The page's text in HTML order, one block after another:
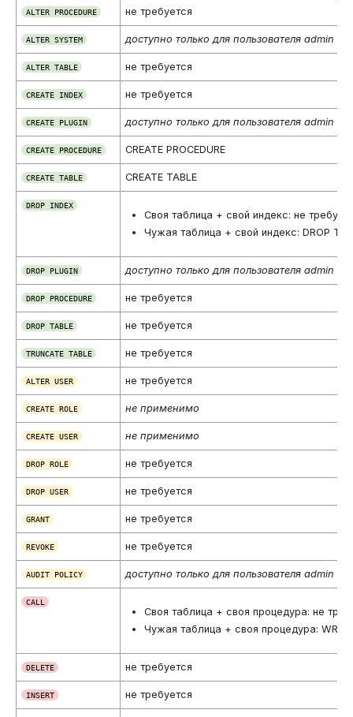
ALTER PROCEDURE не требуется
ALTER SYSTEM доступно только для пользователя admin
ALTER TABLE не требуется
CREATE INDEX не требуется
CREATE PLUGIN доступно только для пользователя admin
CREATE PROCEDURE CREATE PROCEDURE
CREATE TABLE CREATE TABLE
DROP INDEX
Своя таблица + свой индекс: не
Чужая таблица + свой индекс: DROP
DROP PLUGIN доступно только для пользователя admin
DROP PROCEDURE не требуется
DROP TABLE не требуется
TRUNCATE TABLE не требуется
ALTER USER не требуется
CREATE ROLE не применимо
CREATE USER не применимо
DROP ROLE не требуется
DROP USER не требуется
GRANT не требуется
REVOKE не требуется
AUDIT POLICY доступно только для пользователя admin
CALL
Своя таблица + своя процедура: не
Чужая таблица + своя процедура:
DELETE не требуется
INSERT не требуется